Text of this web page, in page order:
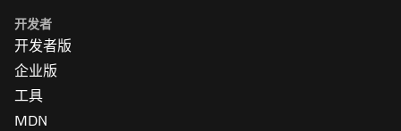
开发者
开发者版
企业版
工具
MDN